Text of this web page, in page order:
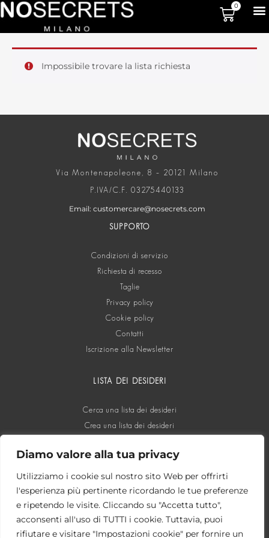
Diamo valore alla tua privacy
Utilizziamo i cookie sul nostro sito Web per offrirti
l'esperienza più pertinente ricordando le tue preferenze
e ripetendo le visite. Cliccando su "Accetta tutto",
acconsenti all'uso di TUTTI i cookie. Tuttavia, puoi
rifiutare e visitare "Impostazioni cookie" per fornire un
0
Impossibile trovare la lista richiesta
Via Montenapoleone, 8 – 20121 Milano
P.IVA/C.F. 03275440133
Email: customercare@nosecrets.com
SUPPORTO
Condizioni di servizio
Richiesta di recesso
Taglie
Privacy policy
Cookie policy
Contatti
Iscrizione alla Newsletter
LISTA DEI DESIDERI
Cerca una lista dei desideri
Crea una lista dei desideri
SOCIAL